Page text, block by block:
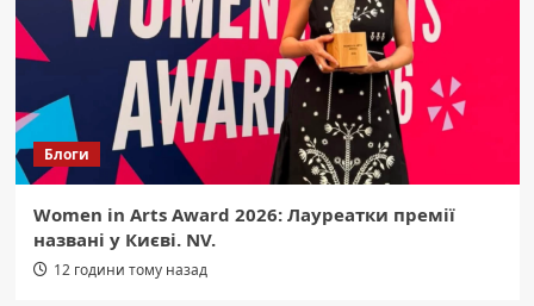
Блоги
Women in Arts Award 2026: Лауреатки премії
названі у Києві. NV.
12 години тому назад